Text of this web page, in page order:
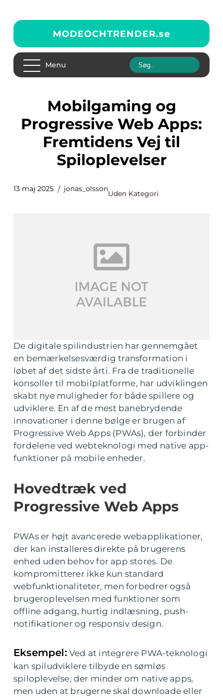
MODEOCHTRENDER.se
Menu
Mobilgaming og
Progressive Web Apps:
Fremtidens Vej til
Spiloplevelser
13 maj 2025 jonas_olsson
Uden Kategori
De digitale spilindustrien har gennemgået
en bemærkelsesværdig transformation i
løbet af det sidste årti. Fra de traditionelle
konsoller til mobilplatforme, har udviklingen
skabt nye muligheder for både spillere og
udviklere. En af de mest banebrydende
innovationer i denne bølge er brugen af
Progressive Web Apps (PWAs), der forbinder
fordelene ved webteknologi med native app-
funktioner på mobile enheder.
Hovedtræk ved
Progressive Web Apps
PWAs er højt avancerede webapplikationer,
der kan installeres direkte på brugerens
enhed uden behov for app stores. De
kompromitterer ikke kun standard
webfunktionaliteter, men forbedrer også
brugeroplevelsen med funktioner som
offline adgang, hurtig indlæsning, push-
notifikationer og responsiv design.
Eksempel: Ved at integrere PWA-teknologi
kan spiludviklere tilbyde en sømløs
spiloplevelse, der minder om native apps,
men uden at brugerne skal downloade eller